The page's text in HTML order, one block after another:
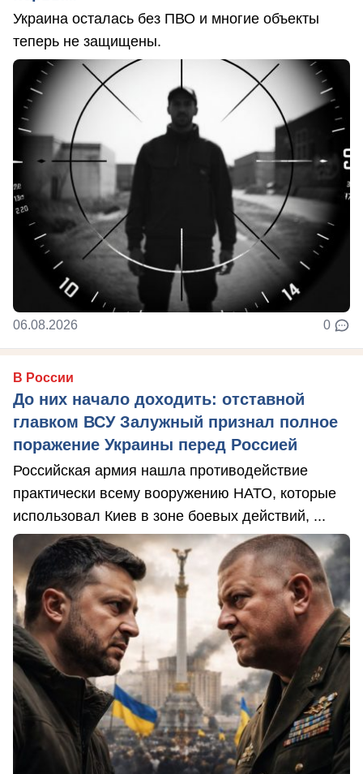
Украина осталась без ПВО и многие объекты
теперь не защищены.
06.08.2026 0
В России
До них начало доходить: отставной
главком ВСУ Залужный признал полное
поражение Украины перед Россией
Российская армия нашла противодействие
практически всему вооружению НАТО, которые
использовал Киев в зоне боевых действий, ...